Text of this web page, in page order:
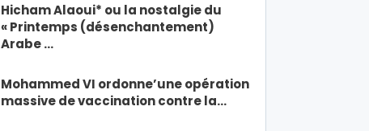
Hicham Alaoui* ou la nostalgie du
« Printemps (désenchantement)
Arabe …
Mohammed VI ordonne’une opération
massive de vaccination contre la…